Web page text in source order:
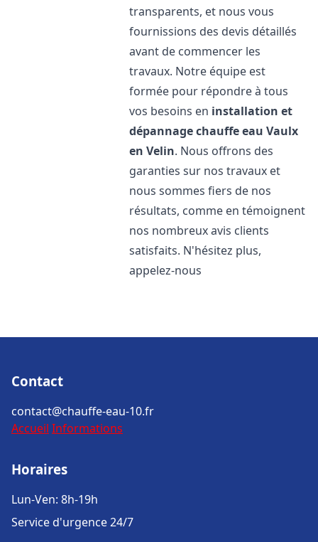
transparents, et nous vous
fournissions des devis détaillés
avant de commencer les
travaux. Notre équipe est
formée pour répondre à tous
vos besoins en installation et
dépannage chauffe eau Vaulx
en Velin. Nous offrons des
garanties sur nos travaux et
nous sommes fiers de nos
résultats, comme en témoignent
nos nombreux avis clients
satisfaits. N'hésitez plus,
appelez-nous
Contact
contact@chauffe-eau-10.fr
Accueil Informations
Horaires
Lun-Ven: 8h-19h
Service d'urgence 24/7